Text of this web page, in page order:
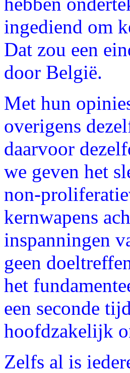
ingediend om
Dat zou een
door België.
Met hun
overigens
daarvoor
we geven het
non-
kernwapens
inspanningen
geen
het
een seconde
hoofdzakelijk
Zelfs al is